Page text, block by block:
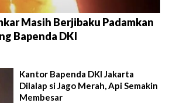
Masih Berjibaku Padamkan
Bapenda DKI
Kantor Bapenda DKI Jakarta
Dilalap si Jago Merah, Api Semakin
Membesar